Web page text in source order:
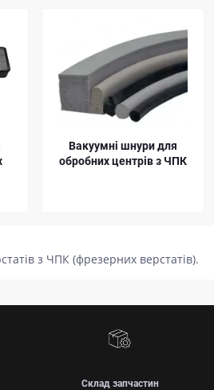
Вакуумні шнури для
обробних центрів з ЧПК
з ЧПК (фрезерних верстатів).
Склад запчастин